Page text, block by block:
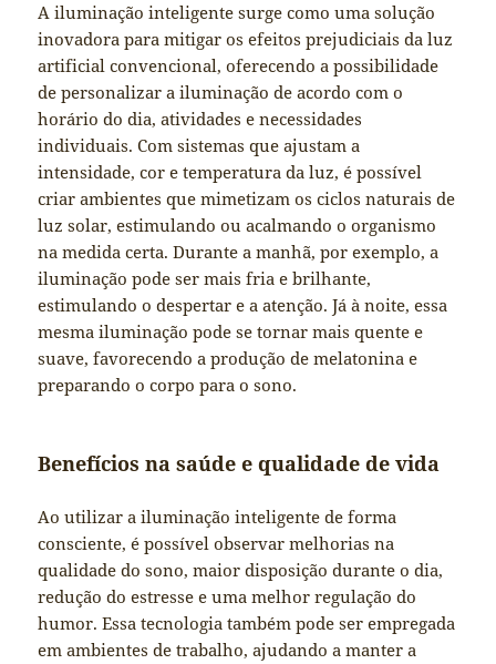
A iluminação inteligente surge como uma solução
inovadora para mitigar os efeitos prejudiciais da luz
artificial convencional, oferecendo a possibilidade
de personalizar a iluminação de acordo com o
horário do dia, atividades e necessidades
individuais. Com sistemas que ajustam a
intensidade, cor e temperatura da luz, é possível
criar ambientes que mimetizam os ciclos naturais de
luz solar, estimulando ou acalmando o organismo
na medida certa. Durante a manhã, por exemplo, a
iluminação pode ser mais fria e brilhante,
estimulando o despertar e a atenção. Já à noite, essa
mesma iluminação pode se tornar mais quente e
suave, favorecendo a produção de melatonina e
preparando o corpo para o sono.
Benefícios na saúde e qualidade de vida
Ao utilizar a iluminação inteligente de forma
consciente, é possível observar melhorias na
qualidade do sono, maior disposição durante o dia,
redução do estresse e uma melhor regulação do
humor. Essa tecnologia também pode ser empregada
em ambientes de trabalho, ajudando a manter a